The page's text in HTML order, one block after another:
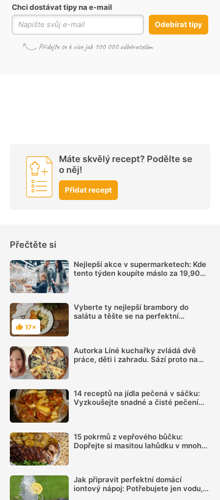
Chci dostávat tipy na e-mail
Odebírat tipy
Máte skvělý recept? Podělte se
o něj!
Přidat recept
Přečtěte si
Nejlepší akce v supermarketech: Kde
tento týden koupíte máslo za 19,90
Hodnocení
17×
Vyberte ty nejlepší brambory do
salátu a těšte se na perfektní
Autorka Líné kuchařky zvládá dvě
práce, děti i zahradu. Sází proto na
14 receptů na jídla pečená v sáčku:
Vyzkoušejte snadné a čisté pečení
15 pokrmů z vepřového bůčku:
Dopřejte si masitou lahůdku v mnoha
Jak připravit perfektní domácí
iontový nápoj: Potřebujete jen vodu,